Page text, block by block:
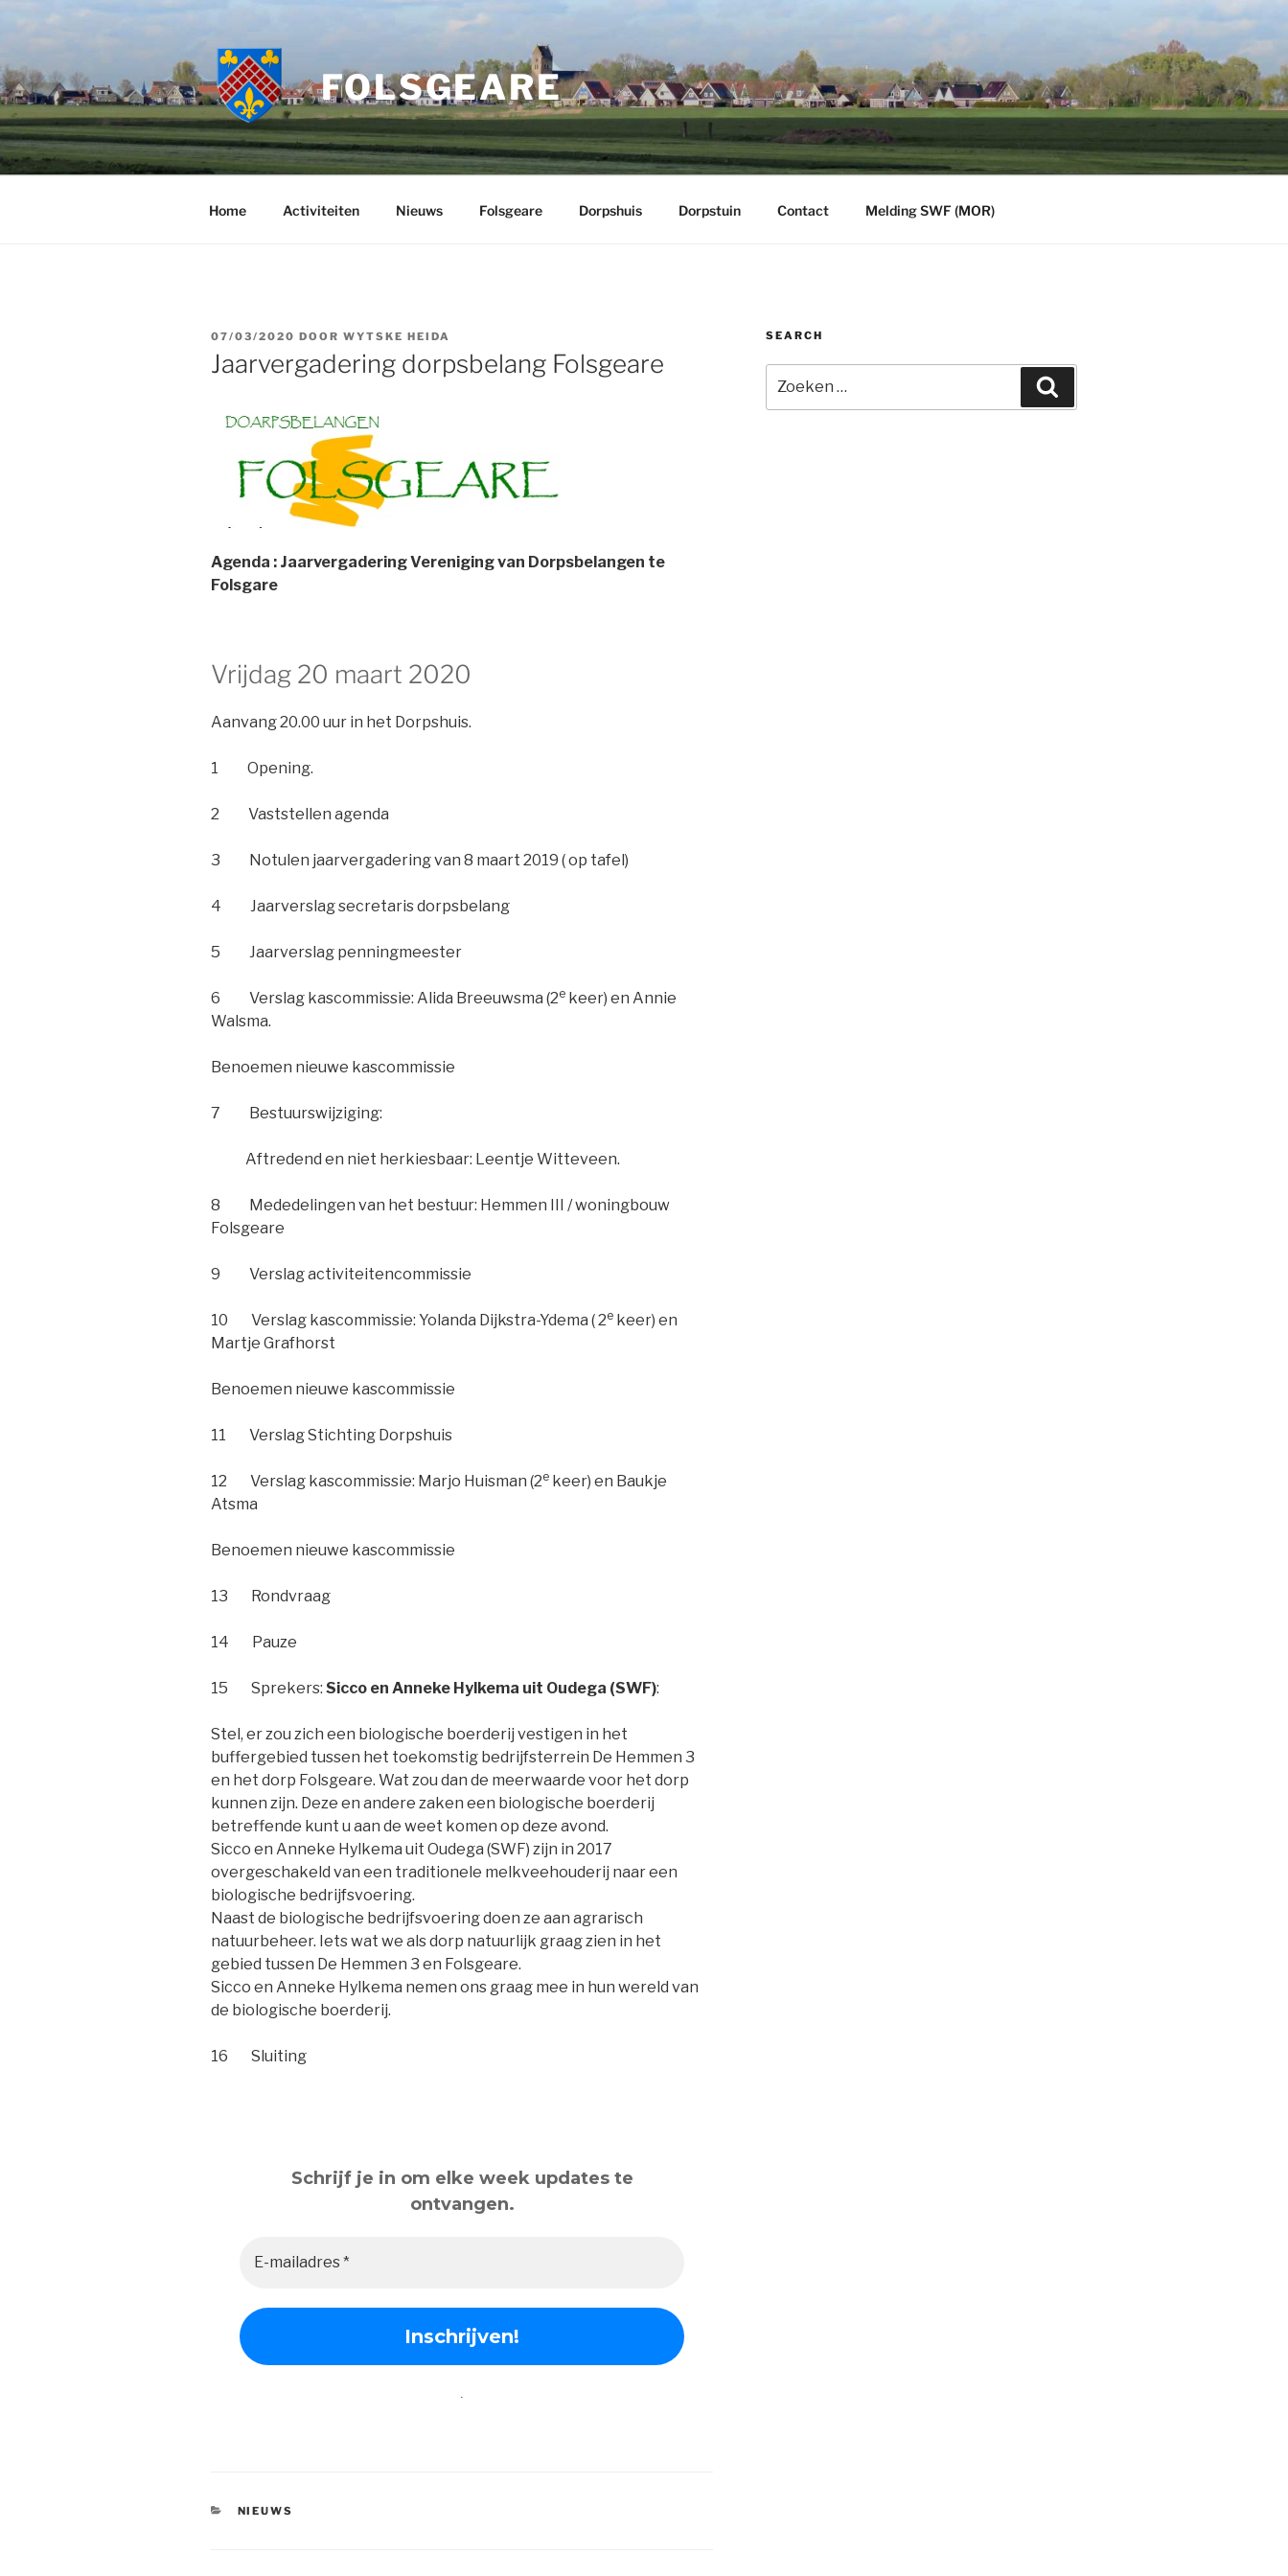
inhoud
FOLSGEARE
Home Activiteiten Nieuws Folsgeare Dorpshuis Dorpstuin Contact Melding SWF (MOR)
GEPLAATST
OP
07/03/2020 DOOR WYTSKE HEIDA
Jaarvergadering dorpsbelang Folsgeare
Agenda : Jaarvergadering Vereniging van Dorpsbelangen te
Folsgare
Vrijdag 20 maart 2020
Aanvang 20.00 uur in het Dorpshuis.
1 Opening.
2 Vaststellen agenda
3 Notulen jaarvergadering van 8 maart 2019 ( op tafel)
4 Jaarverslag secretaris dorpsbelang
5 Jaarverslag penningmeester
6 Verslag kascommissie: Alida Breeuwsma (2e keer) en Annie
Walsma.
Benoemen nieuwe kascommissie
7 Bestuurswijziging:
Aftredend en niet herkiesbaar: Leentje Witteveen.
8 Mededelingen van het bestuur: Hemmen III / woningbouw
Folsgeare
9 Verslag activiteitencommissie
10 Verslag kascommissie: Yolanda Dijkstra-Ydema ( 2e keer) en
Martje Grafhorst
Benoemen nieuwe kascommissie
11 Verslag Stichting Dorpshuis
12 Verslag kascommissie: Marjo Huisman (2e keer) en Baukje
Atsma
Benoemen nieuwe kascommissie
13 Rondvraag
14 Pauze
15 Sprekers: Sicco en Anneke Hylkema uit Oudega (SWF):
Stel, er zou zich een biologische boerderij vestigen in het
buffergebied tussen het toekomstig bedrijfsterrein De Hemmen 3
en het dorp Folsgeare. Wat zou dan de meerwaarde voor het dorp
kunnen zijn. Deze en andere zaken een biologische boerderij
betreffende kunt u aan de weet komen op deze avond.
Sicco en Anneke Hylkema uit Oudega (SWF) zijn in 2017
overgeschakeld van een traditionele melkveehouderij naar een
biologische bedrijfsvoering.
Naast de biologische bedrijfsvoering doen ze aan agrarisch
natuurbeheer. Iets wat we als dorp natuurlijk graag zien in het
gebied tussen De Hemmen 3 en Folsgeare.
Sicco en Anneke Hylkema nemen ons graag mee in hun wereld van
de biologische boerderij.
16 Sluiting
Schrijf je in om elke week updates te
ontvangen.
CATEGORIEËN
NIEUWS
SEARCH
naar: